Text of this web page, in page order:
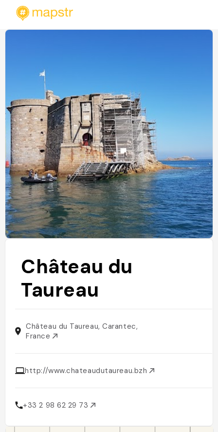
Château du
Taureau
Château du Taureau, Carantec,
France
http://www.chateaudutaureau.bzh
+33 2 98 62 29 73